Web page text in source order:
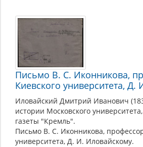
Письмо В. С. Иконникова,
Киевского университета,
Иловайский Дмитрий Иванович
истории Московского
газеты "Кремль".
Письмо В. С. Иконникова,
университета, Д. И. Иловайскому.